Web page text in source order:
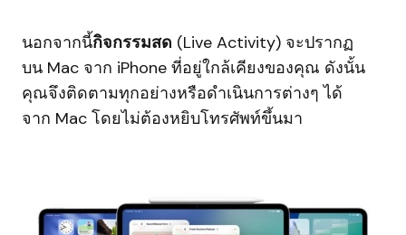
นอกจากนี้กิจกรรมสด (Live Activity) จะปรากฏ
บน Mac จาก iPhone ที่อยู่ใกล้เคียงของคุณ ดังนั้น
คุณจึงติดตามทุกอย่างหรือดำเนินการต่างๆ ได้
จาก Mac โดยไม่ต้องหยิบโทรศัพท์ขึ้นมา